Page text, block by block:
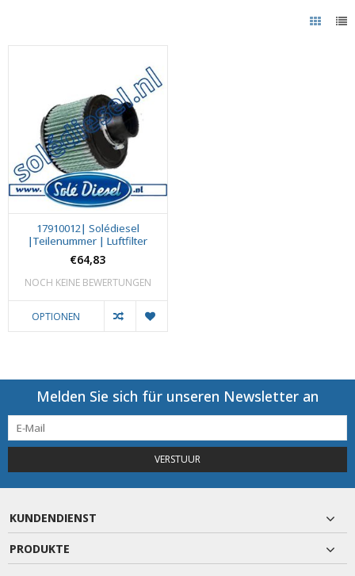
17910012| Solédiesel
|Teilenummer | Luftfilter
€64,83
NOCH KEINE BEWERTUNGEN
OPTIONEN
Melden Sie sich für unseren Newsletter an
VERSTUUR
KUNDENDIENST
PRODUKTE